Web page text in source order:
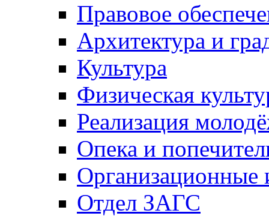
Правовое
Архитектура и
Культура
Физическая
Реализация
Опека и
Отдел ЗАГС